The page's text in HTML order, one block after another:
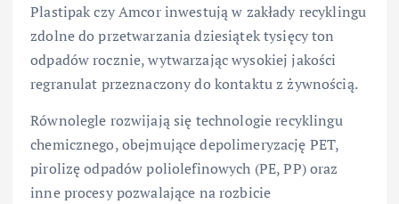
Plastipak czy Amcor inwestują w zakłady recyklingu
zdolne do przetwarzania dziesiątek tysięcy ton
odpadów rocznie, wytwarzając wysokiej jakości
regranulat przeznaczony do kontaktu z żywnością.
Równolegle rozwijają się technologie recyklingu
chemicznego, obejmujące depolimeryzację PET,
pirolizę odpadów poliolefinowych (PE, PP) oraz
inne procesy pozwalające na rozbicie